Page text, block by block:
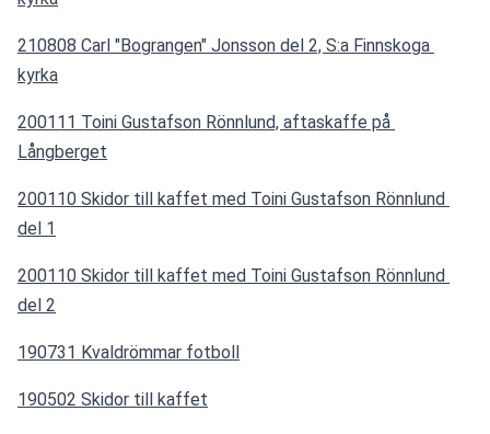
210808 Carl "Bograngen" Jonsson del 2, S:a Finnskoga
kyrka
200111 Toini Gustafson Rönnlund, aftaskaffe på
Långberget
200110 Skidor till kaffet med Toini Gustafson Rönnlund
del 1
200110 Skidor till kaffet med Toini Gustafson Rönnlund
del 2
190731 Kvaldrömmar fotboll
190502 Skidor till kaffet